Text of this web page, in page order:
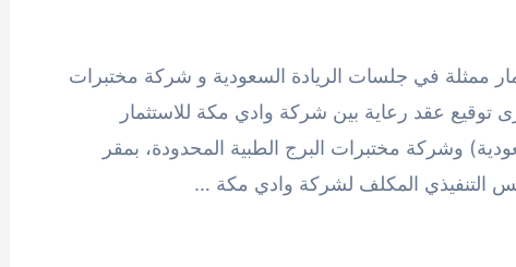
ممثلة في جلسات الريادة السعودية و شركة مختبرات
الطبية المحدودة 5 أغسطس 2021 جرى توقيع عقد رعاية بين شركة وادي مكة للاستثمار
وشركة مختبرات البرج الطبية المحدودة، بمقر
التنفيذي المكلف لشركة وادي مكة …